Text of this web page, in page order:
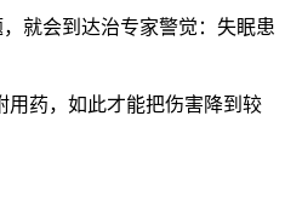
就会到达治专家警觉：失眠患
药，如此才能把伤害降到较